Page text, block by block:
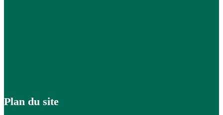
Plan du site